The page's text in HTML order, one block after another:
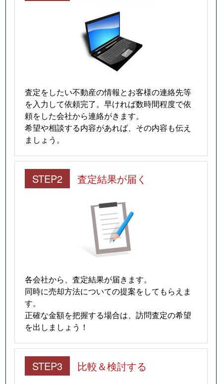
査定をしたい不動産の情報とお客様の連絡先等
を入力して依頼完了。早ければ数時間程度で依
頼をした会社から連絡がきます。
希望や相談する内容があれば、その内容も伝え
ましょう。
STEP2 査定結果が届く
各会社から、査定結果が届きます。
同時に売却方法についての提案をしてもらえま
す。
正確な金額を把握する場合は、訪問査定の希望
を出しましょう！
STEP3 比較＆検討する